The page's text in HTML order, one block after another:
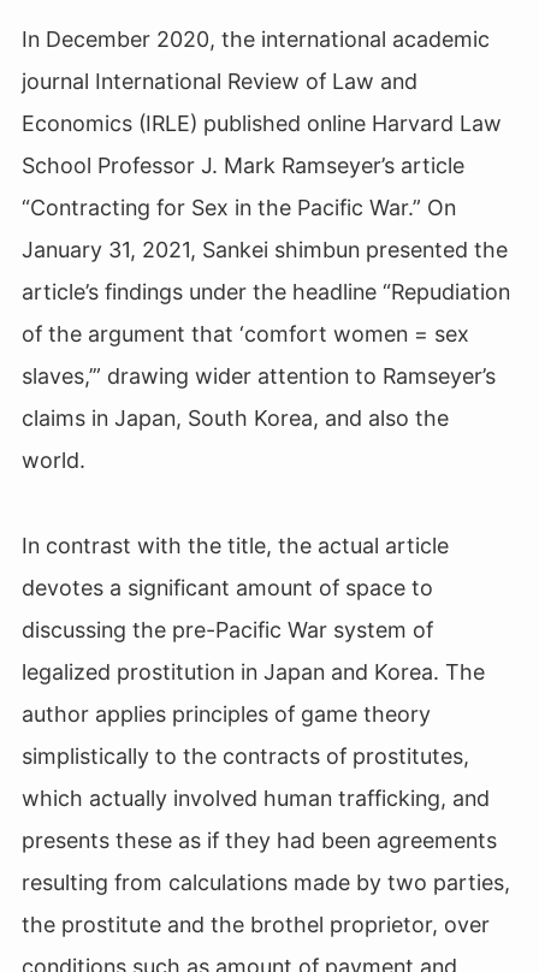
In December 2020, the international academic
journal International Review of Law and
Economics (IRLE) published online Harvard Law
School Professor J. Mark Ramseyer’s article
“Contracting for Sex in the Pacific War.” On
January 31, 2021, Sankei shimbun presented the
article’s findings under the headline “Repudiation
of the argument that ‘comfort women = sex
slaves,’” drawing wider attention to Ramseyer’s
claims in Japan, South Korea, and also the
world.
In contrast with the title, the actual article
devotes a significant amount of space to
discussing the pre-Pacific War system of
legalized prostitution in Japan and Korea. The
author applies principles of game theory
simplistically to the contracts of prostitutes,
which actually involved human trafficking, and
presents these as if they had been agreements
resulting from calculations made by two parties,
the prostitute and the brothel proprietor, over
conditions such as amount of payment and